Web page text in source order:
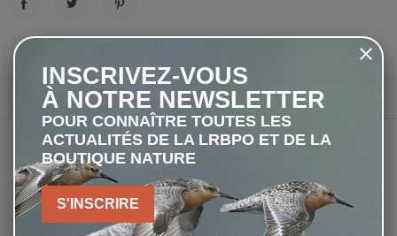
Description
Couleur: transparent
Diamètre: 26,5cm
Epaisseur: 0,3cm
Matériau: polycarbonate
INSCRIVEZ-VOUS
À NOTRE NEWSLETTER
POUR CONNAÎTRE TOUTES LES
ACTUALITÉS DE LA LRBPO ET DE LA
BOUTIQUE NATURE
S'INSCRIRE